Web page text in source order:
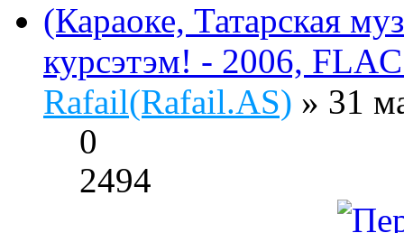
(Караоке, Татарская
курсэтэм! - 2006,
Rafail(Rafail.AS) » 31
0
2494